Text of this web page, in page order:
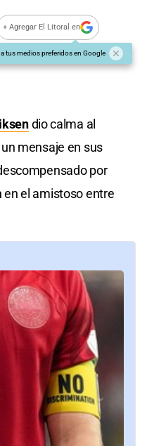
+ Agregar El Litoral en
tus medios preferidos en Google
dio calma al
mensaje en sus
por
en el amistoso entre